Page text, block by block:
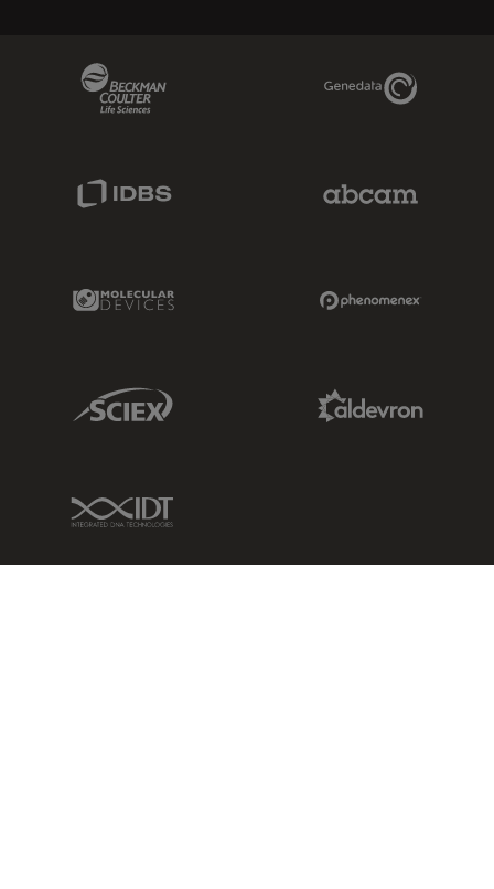
Genedata Link
Molecular Devices Link
Sciex Link
IDT Link